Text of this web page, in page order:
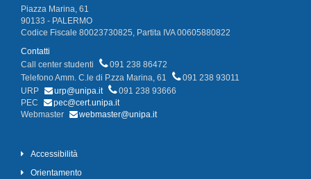
Piazza Marina, 61
90133 - PALERMO
Codice Fiscale 80023730825, Partita IVA 00605880822
Contatti
Call center studenti
091 238 86472
Telefono Amm. C.le di P.zza Marina, 61
091 238 93011
URP
urp@unipa.it
091 238 93666
PEC
pec@cert.unipa.it
Webmaster
webmaster@unipa.it
Accessibilità
Orientamento